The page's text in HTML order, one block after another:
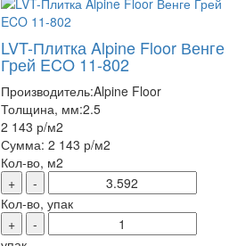
LVT-Плитка Alpine Floor Венге
Грей ECO 11-802
Производитель:Alpine Floor
Толщина, мм:2.5
2 143 р/м2
Сумма: 2 143 р/м2
Кол-во, м2
+
-
Кол-во, упак
+
-